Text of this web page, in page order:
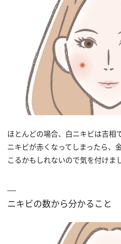
ほとんどの場合、白ニキビは吉相
ニキビが赤くなってしまったら、
こるかもしれないので気を付けま
ニキビの数から分かること